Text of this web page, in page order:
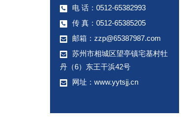
电 话：0512-65382993
传 真：0512-65385205
邮箱： zzp@65387987.com
苏州市相城区望亭镇宅基村牡
丹（6）东王干浜42号
网址：www.yytsjj.cn